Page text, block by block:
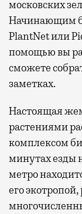
московских
Начинающим
PlantNet или
помощью вы
сможете
заметках.
Настоящая
растениями
комплексом
минутах езды
метро
его